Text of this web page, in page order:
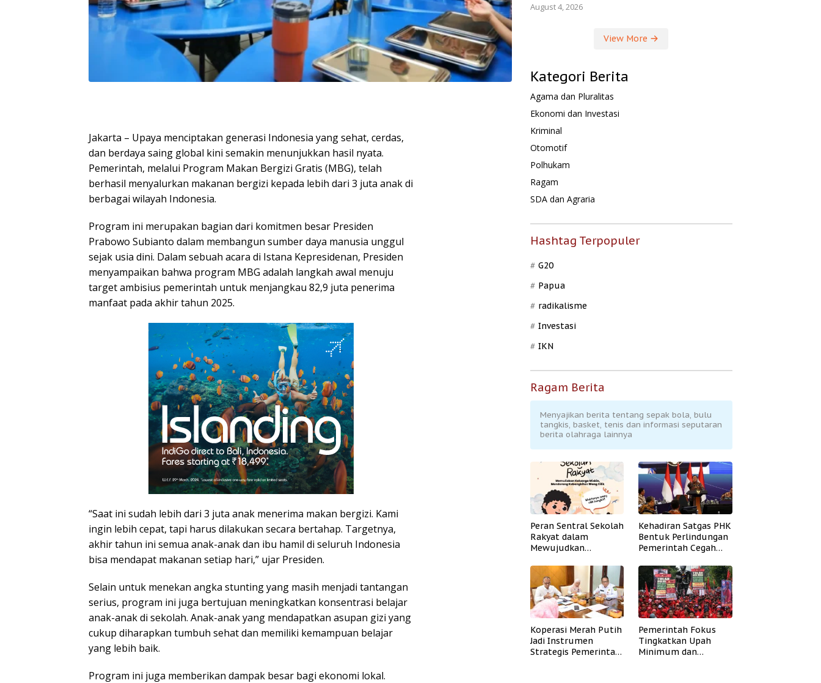
Jakarta – Upaya menciptakan generasi Indonesia yang sehat, cerdas,
dan berdaya saing global kini semakin menunjukkan hasil nyata.
Pemerintah, melalui Program Makan Bergizi Gratis (MBG), telah
berhasil menyalurkan makanan bergizi kepada lebih dari 3 juta anak di
berbagai wilayah Indonesia.
Program ini merupakan bagian dari komitmen besar Presiden
Prabowo Subianto dalam membangun sumber daya manusia unggul
sejak usia dini. Dalam sebuah acara di Istana Kepresidenan, Presiden
menyampaikan bahwa program MBG adalah langkah awal menuju
target ambisius pemerintah untuk menjangkau 82,9 juta penerima
manfaat pada akhir tahun 2025.
“Saat ini sudah lebih dari 3 juta anak menerima makan bergizi. Kami
ingin lebih cepat, tapi harus dilakukan secara bertahap. Targetnya,
akhir tahun ini semua anak-anak dan ibu hamil di seluruh Indonesia
bisa mendapat makanan setiap hari,” ujar Presiden.
Selain untuk menekan angka stunting yang masih menjadi tantangan
serius, program ini juga bertujuan meningkatkan konsentrasi belajar
anak-anak di sekolah. Anak-anak yang mendapatkan asupan gizi yang
cukup diharapkan tumbuh sehat dan memiliki kemampuan belajar
yang lebih baik.
Program ini juga memberikan dampak besar bagi ekonomi lokal.
August 4, 2026
View More
Kategori Berita
Agama dan Pluralitas
Ekonomi dan Investasi
Kriminal
Otomotif
Polhukam
Ragam
SDA dan Agraria
Hashtag Terpopuler
G20
Papua
radikalisme
Investasi
IKN
Ragam Berita
Menyajikan berita tentang sepak bola, bulu
tangkis, basket, tenis dan informasi seputaran
berita olahraga lainnya
Peran Sentral Sekolah
Rakyat dalam
Mewujudkan
Kehadiran Satgas PHK
Bentuk Perlindungan
Pemerintah Cegah
Koperasi Merah Putih
Jadi Instrumen
Strategis Pemerintah
Pemerintah Fokus
Tingkatkan Upah
Minimum dan